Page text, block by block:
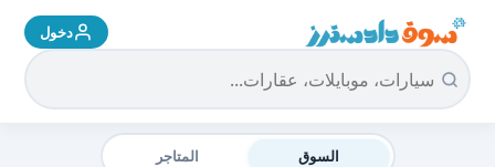
سوق دادسترز الرئيسية دخول
السوق المتاجر